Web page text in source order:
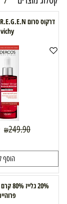
vichy
₪249.90
הוסף
20%